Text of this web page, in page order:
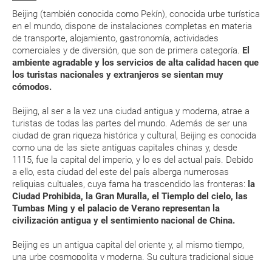
Beijing (también conocida como Pekín), conocida urbe turística
en el mundo, dispone de instalaciones completas en materia
de transporte, alojamiento, gastronomía, actividades
comerciales y de diversión, que son de primera categoría. El
ambiente agradable y los servicios de alta calidad hacen que
los turistas nacionales y extranjeros se sientan muy
cómodos.
Beijing, al ser a la vez una ciudad antigua y moderna, atrae a
turistas de todas las partes del mundo. Además de ser una
ciudad de gran riqueza histórica y cultural, Beijing es conocida
como una de las siete antiguas capitales chinas y, desde
1115, fue la capital del imperio, y lo es del actual país. Debido
a ello, esta ciudad del este del país alberga numerosas
reliquias cultuales, cuya fama ha trascendido las fronteras: la
Ciudad Prohibida, la Gran Muralla, el Tiemplo del cielo, las
Tumbas Ming y el palacio de Verano representan la
civilización antigua y el sentimiento nacional de China.
Beijing es un antigua capital del oriente y, al mismo tiempo,
una urbe cosmopolita y moderna. Su cultura tradicional sigue
En caso de tener que enviarte la documentación de un paquete
vacacional (Caribe, circuitos, tours...) te enviaremos la documentación
de tu reserva alrededor de 10 días antes de salida, la cual deberás
imprimir y llevar contigo en el viaje.
Esta documentación te será requerida en el mostrador de la compañía
aérea a la hora de realizar el check-in el día de la salida.
MODIFICACIÓN ó CANCELACIÓN ¿Puedo anular o
modificar una reserva del viaje? ¿Qué gastos puede
generar una anulación o modificación del viaje?
¿Qué caducidad debe tener mi pasaporte para ir
a...?
¿Con cuánta antelación tengo que estar en el
aeropuerto?
RESERVAR ¿Cómo puedo reservar un viaje de